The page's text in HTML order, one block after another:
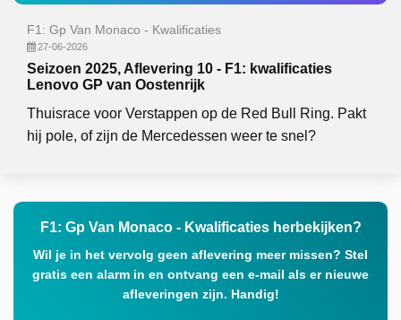
F1: Gp Van Monaco - Kwalificaties
27-06-2026
Seizoen 2025, Aflevering 10 - F1: kwalificaties
Lenovo GP van Oostenrijk
Thuisrace voor Verstappen op de Red Bull Ring. Pakt
hij pole, of zijn de Mercedessen weer te snel?
F1: Gp Van Monaco - Kwalificaties herbekijken?
Wil je in het vervolg geen aflevering meer missen? Stel
gratis een alarm in en ontvang een e-mail als er nieuwe
afleveringen zijn. Handig!